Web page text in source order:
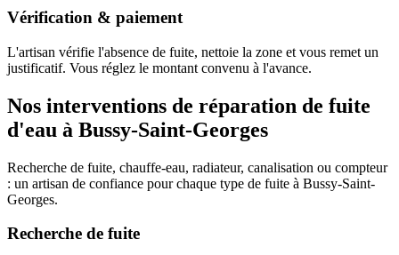
Vérification & paiement
L'artisan vérifie l'absence de fuite, nettoie la zone et vous remet un
justificatif. Vous réglez le montant convenu à l'avance.
Nos interventions de réparation de fuite
d'eau à Bussy-Saint-Georges
Recherche de fuite, chauffe-eau, radiateur, canalisation ou compteur
: un artisan de confiance pour chaque type de fuite à Bussy-Saint-
Georges.
Recherche de fuite